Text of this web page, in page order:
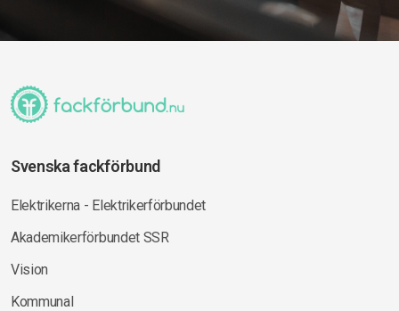
Svenska fackförbund
Elektrikerna - Elektrikerförbundet
Akademikerförbundet SSR
Vision
Kommunal